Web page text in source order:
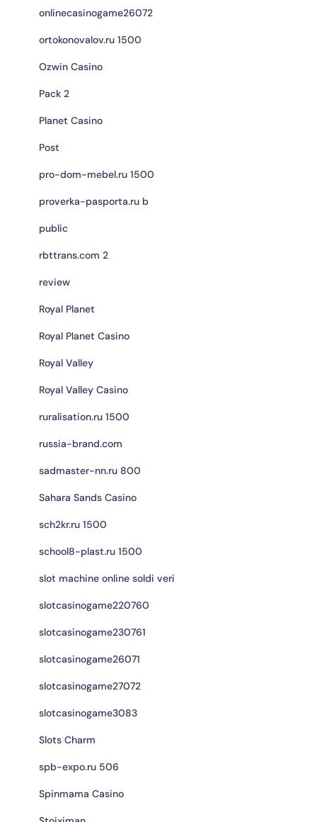
onlinecasinogame26072
ortokonovalov.ru 1500
Ozwin Casino
Pack 2
Planet Casino
Post
pro-dom-mebel.ru 1500
proverka-pasporta.ru b
public
rbttrans.com 2
review
Royal Planet
Royal Planet Casino
Royal Valley
Royal Valley Casino
ruralisation.ru 1500
russia-brand.com
sadmaster-nn.ru 800
Sahara Sands Casino
sch2kr.ru 1500
school8-plast.ru 1500
slot machine online soldi veri
slotcasinogame220760
slotcasinogame230761
slotcasinogame26071
slotcasinogame27072
slotcasinogame3083
Slots Charm
spb-expo.ru 506
Spinmama Casino